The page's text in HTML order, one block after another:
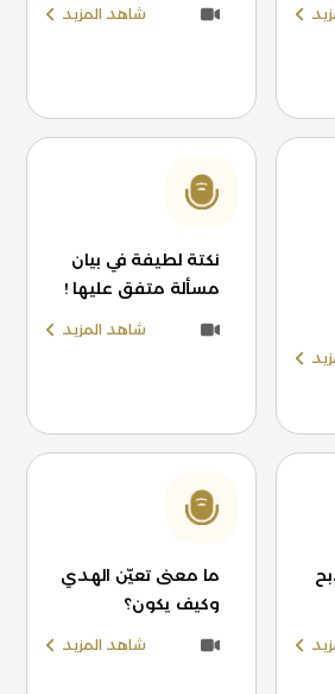
شاهد المزيد
نكتة لطيفة في بيان
مسألة متفق عليها !
شاهد المزيد
ما معنى تعيّن الهدي
وكيف يكون؟
شاهد المزيد